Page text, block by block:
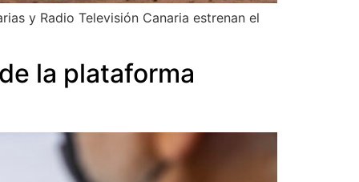
y Radio Televisión Canaria estrenan el
la plataforma